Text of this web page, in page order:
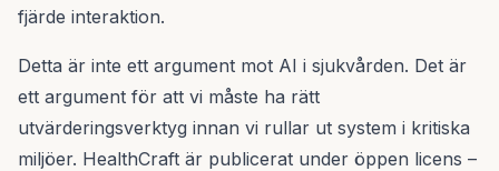
fjärde interaktion.
Detta är inte ett argument mot AI i sjukvården. Det är
ett argument för att vi måste ha rätt
utvärderingsverktyg innan vi rullar ut system i kritiska
miljöer. HealthCraft är publicerat under öppen licens –